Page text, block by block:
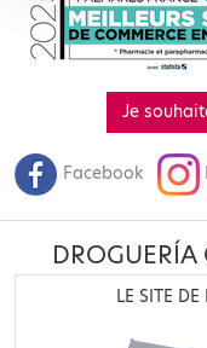
Je
Facebook
LE SITE